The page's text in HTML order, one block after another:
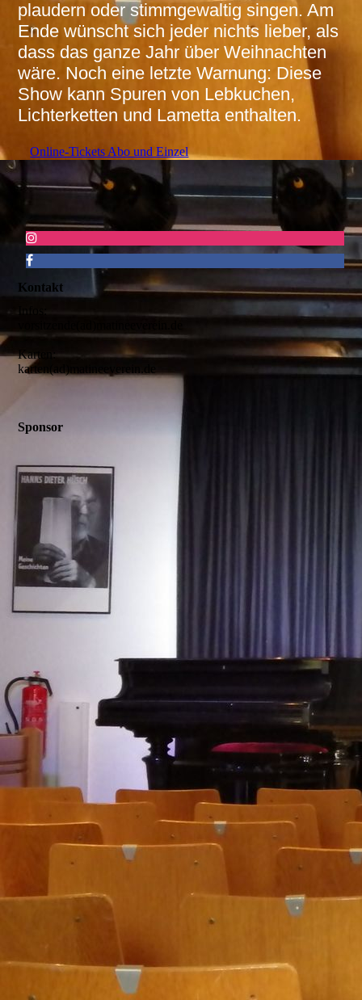
plaudern oder stimmgewaltig singen. Am
Ende wünscht sich jeder nichts lieber, als
dass das ganze Jahr über Weihnachten
wäre. Noch eine letzte Warnung: Diese
Show kann Spuren von Lebkuchen,
Lichterketten und Lametta enthalten.
Online-Tickets Abo und Einzel
Kontakt
Infos:
Karten:
karten(ad)matineeverein.de
Sponsor